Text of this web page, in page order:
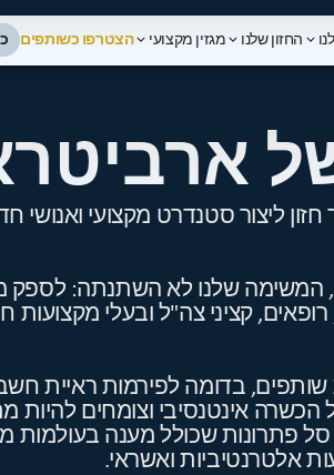
החזון שלנו מגזין מקצועי הצטרפו כשותפים
מתוך חזון ליצור סטנדרט מקצועי
המשימה שלנו לא השתנתה: לספק
רופאים, קציני צה"ל ובעלי מקצועות
בדומה לפירמות ראיית
אינטנסיבי וצומחים להיות
פתרונות שכולל מענה בעולמות
אלטרנטיביות ואשראי.